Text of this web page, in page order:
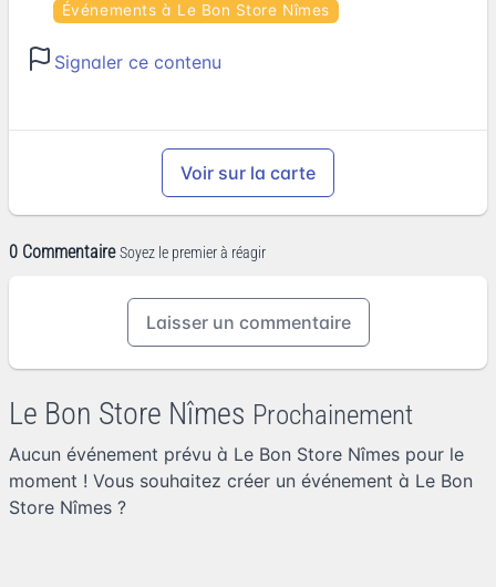
Événements à Le Bon Store Nîmes
Signaler ce contenu
Voir sur la carte
0 Commentaire Soyez le premier à réagir
Laisser un commentaire
Le Bon Store Nîmes Prochainement
Aucun événement prévu à Le Bon Store Nîmes pour le
moment ! Vous souhaitez créer un événement à Le Bon
Store Nîmes ?